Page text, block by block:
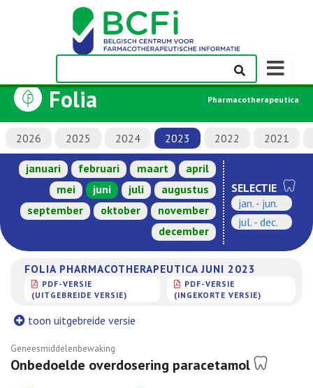
Folia Pharmacotherapeutica
2026 2025 2024 2023 2022 2021
januari februari maart
april
mei
juni juli
augustus
september
oktober
november
december
SELECTIE
jan. - jun.
jul. - dec.
FOLIA PHARMACOTHERAPEUTICA JUNI 2023
PDF-VERSIE
(UITGEBREIDE VERSIE)
PDF-VERSIE
(INGEKORTE VERSIE)
toon uitgebreide versie
Geneesmiddelenbewaking
Onbedoelde overdosering paracetamol